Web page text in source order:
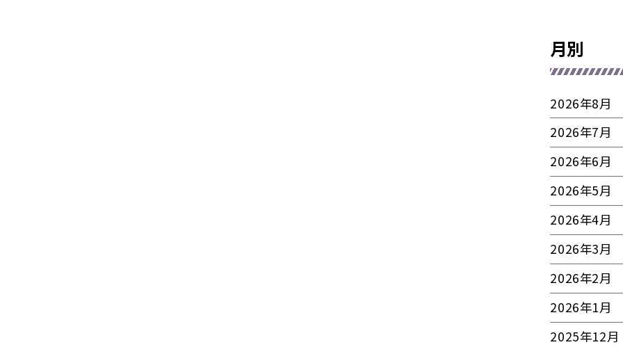
月別
2026年8月
2026年7月
2026年6月
2026年5月
2026年4月
2026年3月
2026年2月
2026年1月
2025年12月